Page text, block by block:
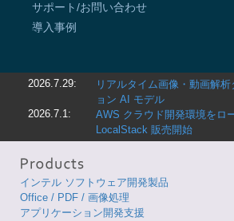
サポート/お問い合わせ
導入事例
2026.7.29:
リアルタイム画像・動画解
ョン AI モデル
2026.7.1:
AWS クラウド開発環境をロ
LocalStack 販売開始
インテル ソフトウェア開発製品
Office / PDF / 画像処理
アプリケーション開発支援